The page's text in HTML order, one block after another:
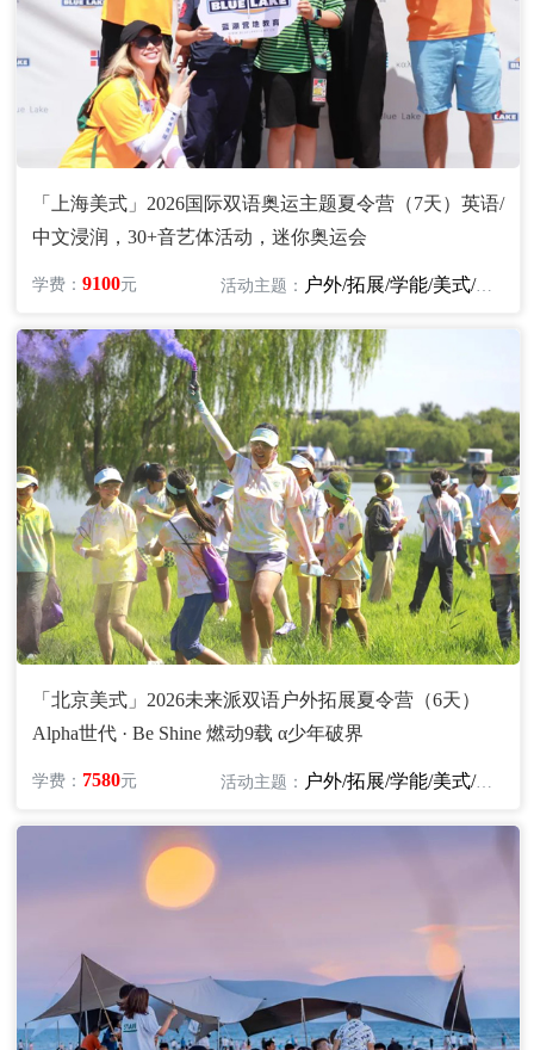
「上海美式」2026国际双语奥运主题夏令营（7天）英语/
中文浸润，30+音艺体活动，迷你奥运会
学费：9100元 活动主题： 户外/拓展/学能/美式/英语/艺术
「北京美式」2026未来派双语户外拓展夏令营（6天）
Alpha世代 · Be Shine 燃动9载 α少年破界
学费： 7580元 活动主题： 户外/拓展/学能/美式/英语